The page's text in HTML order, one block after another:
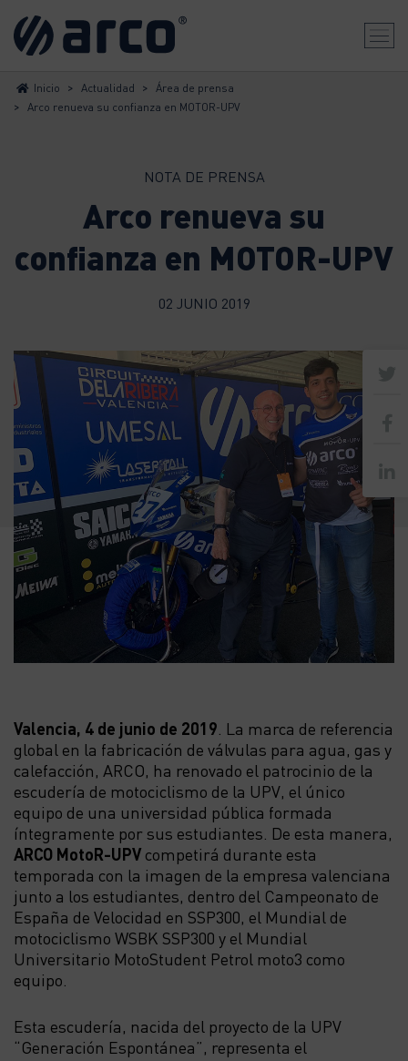
Inicio > Actualidad > Área de prensa
> Arco renueva su confianza en MOTOR-UPV
NOTA DE PRENSA
Arco renueva su
confianza en MOTOR-UPV
02 JUNIO 2019
Valencia, 4 de junio de 2019 . La marca de referencia
global en la fabricación de válvulas para agua, gas y
calefacción, ARCO, ha renovado el patrocinio de la
escudería de motociclismo de la UPV, el único
equipo de una universidad pública formada
íntegramente por sus estudiantes. De esta manera,
ARCO MotoR-UPV competirá durante esta
temporada con la imagen de la empresa valenciana
junto a los estudiantes, dentro del Campeonato de
España de Velocidad en SSP300, el Mundial de
motociclismo WSBK SSP300 y el Mundial
Universitario MotoStudent Petrol moto3 como
equipo.
Esta escudería, nacida del proyecto de la UPV
“Generación Espontánea”, representa el